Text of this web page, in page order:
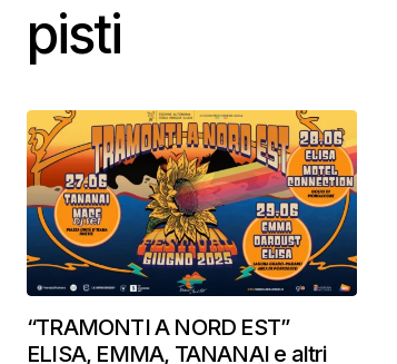
pisti
“TRAMONTI A NORD EST”
ELISA, EMMA, TANANAI e altri